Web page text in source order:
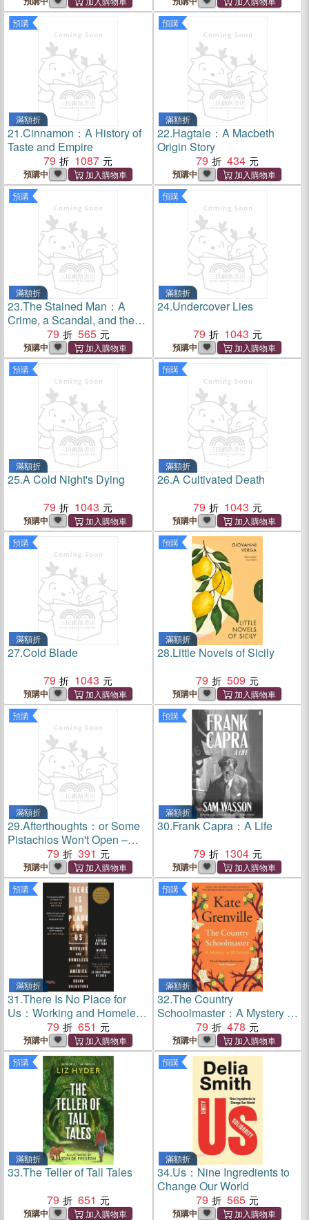
預購
滿額折
21.Cinnamon：A History of
Taste and Empire
79
1087
預購中
預購
滿額折
22.Hagtale：A Macbeth
Origin Story
79
434
預購中
預購
滿額折
23.The Stained Man：A
Crime, a Scandal, and the
Making of a Nation
79 565
預購中
預購
滿額折
24.Undercover Lies
79
1043
預購中
預購
滿額折
25.A Cold Night's Dying
79
1043
預購中
預購
滿額折
26.A Cultivated Death
79
1043
預購中
預購
滿額折
27.Cold Blade
79
1043
預購中
預購
滿額折
28.Little Novels of Sicily
79
509
預購中
預購
滿額折
29.Afterthoughts：or Some
Pistachios Won't Open –
Wisdom for the Unreflective
79 391
預購中
預購
滿額折
30.Frank Capra：A Life
79
1304
預購中
預購
滿額折
31.There Is No Place for
Us：Working and Homeless
in America
79 651
預購中
預購
滿額折
32.The Country
Schoolmaster：A Mystery in
88 Letters
79 478
預購中
預購
滿額折
33.The Teller of Tall Tales
79
651
預購中
預購
滿額折
34.Us：Nine Ingredients to
Change Our World
79
565
預購中